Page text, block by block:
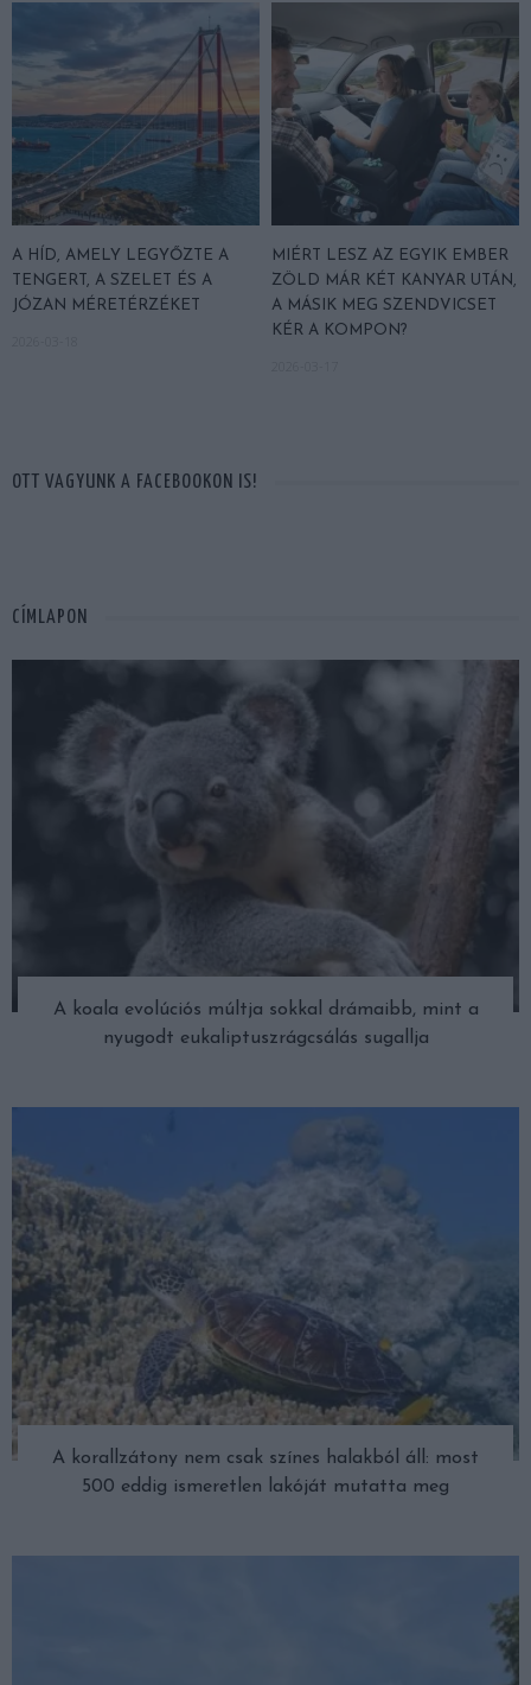
A HÍD, AMELY LEGYŐZTE A
TENGERT, A SZELET ÉS A
JÓZAN MÉRETÉRZÉKET
MIÉRT LESZ AZ EGYIK EMBER
ZÖLD MÁR KÉT KANYAR UTÁN,
A MÁSIK MEG SZENDVICSET
KÉR A KOMPON?
OTT VAGYUNK A FACEBOOKON IS!
CÍMLAPON
A koala evolúciós múltja sokkal drámaibb, mint a
nyugodt eukaliptuszrágcsálás sugallja
A korallzátony nem csak színes halakból áll: most
500 eddig ismeretlen lakóját mutatta meg